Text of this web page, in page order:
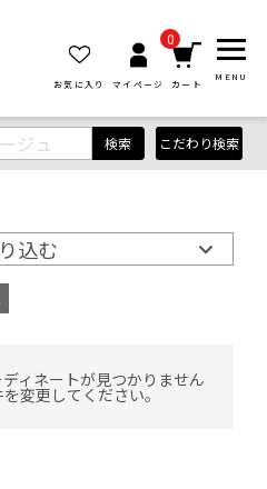
お気に入り マイページ
0
カート
MENU
検索 こだわり検索
込む
ィネートが見つかりません
変更してください。